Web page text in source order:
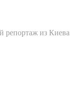
репортаж из Киева